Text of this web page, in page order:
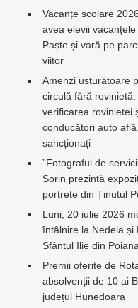
Vacanțe școlare
avea elevii
Paște și vară pe
viitor
Amenzi usturătoare
circulă fără
verificarea rovinietei
conducători auto
sancționați
”Fotograful de
Sorin prezintă
portrete din Ținutul
Luni, 20 iulie 2026
întâlnire la Nedeia și
Sfântul Ilie din
Premii oferite de
absolvenții de 10 ai
județul Hunedoara